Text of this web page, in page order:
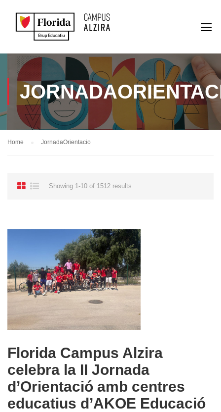
Home JornadaOrientacio
Showing 1-10 of 1512 results
Florida Campus Alzira
celebra la II Jornada
d’Orientació amb centres
educatius d’AKOE Educació